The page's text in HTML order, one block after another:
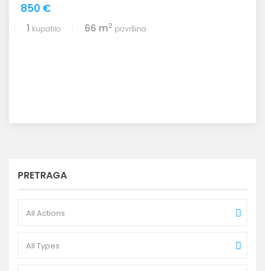
850 €
1 kupatilo 66 m2 površina
PRETRAGA
All Actions
All Types